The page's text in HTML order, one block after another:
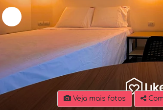
Veja mais fotos